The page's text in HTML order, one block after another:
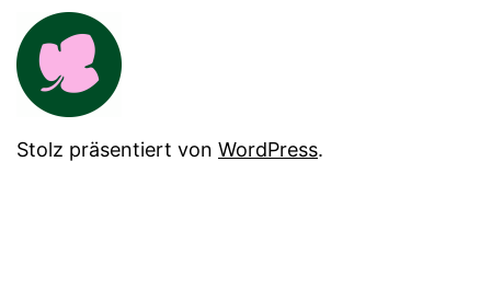
Stolz präsentiert von WordPress.